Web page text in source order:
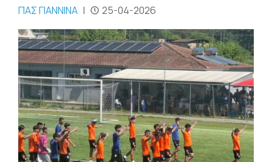
ΠΑΣ ΓΙΑΝΝΙΝΑ | 25-04-2026